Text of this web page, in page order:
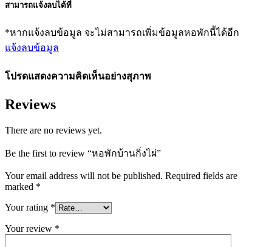
สามารถแจ้งลบได้ที่
*หากแจ้งลบข้อมูล จะไม่สามารถเพิ่มข้อมูลหอพักนี้ได้อีก
แจ้งลบข้อมูล
โปรดแสดงความคิดเห็นอย่างสุภาพ
Reviews
There are no reviews yet.
Be the first to review “หอพักบ้านกิ่งไผ่”
Your email address will not be published. Required fields are
marked *
Your rating *
Your review *